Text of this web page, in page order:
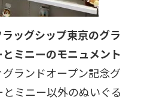
ッグシップ東京のグラ
ミニーのモニュメント
グランドオープン記念グ
ミニー以外のぬいぐる